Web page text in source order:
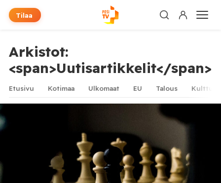
Tilaa
Arkistot:
<span>Uutisartikkelit</span>
Etusivu Kotimaa Ulkomaat EU Talous